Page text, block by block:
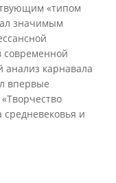
«типом
значимым
современной
карнавала
впервые
средневековья и